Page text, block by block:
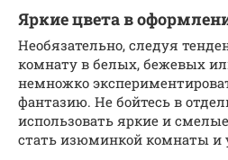
Яркие цвета в
Необязательно, следуя
комнату в белых, бежевых
немножко
фантазию. Не бойтесь в
использовать яркие и
стать изюминкой комнаты и